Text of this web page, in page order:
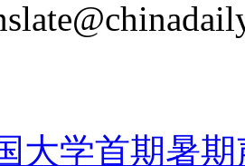
大学首期暑